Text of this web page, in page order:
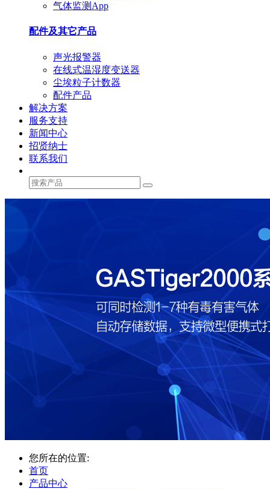
气体监测App
配件及其它产品
声光报警器
在线式温湿度变送器
尘埃粒子计数器
配件产品
解决方案
服务支持
新闻中心
招贤纳士
联系我们
您所在的位置:
首页
产品中心